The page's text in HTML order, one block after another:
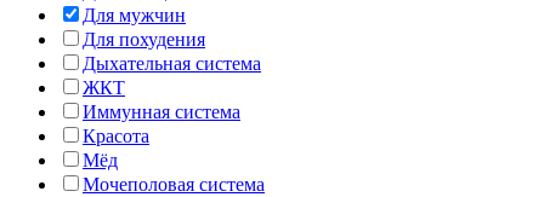
Для мужчин
Для похудения
Дыхательная система
ЖКТ
Иммунная система
Красота
Мёд
Мочеполовая система